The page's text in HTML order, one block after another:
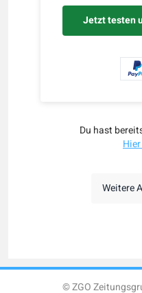
Jetzt testen
Du hast
Weitere
© ZGO